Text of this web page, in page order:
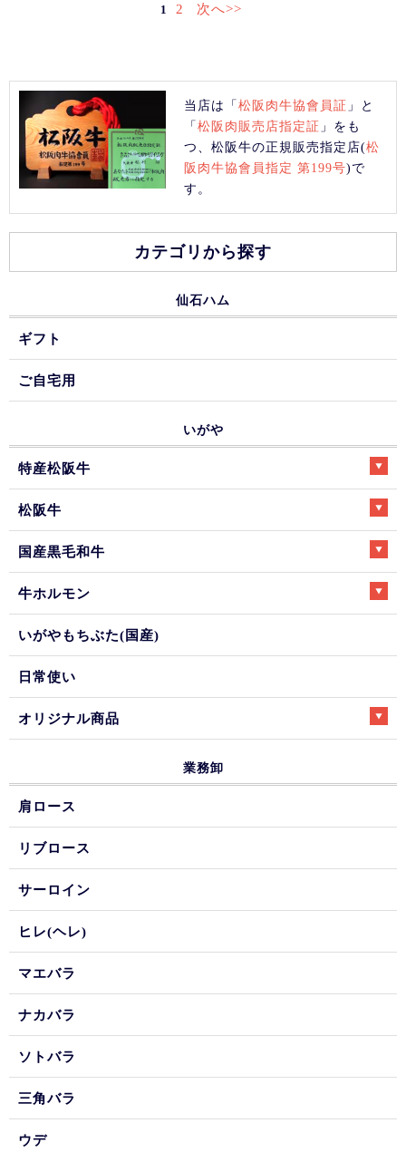
1 2 次へ>>
当店は「松阪肉牛協會員証 」と
「松阪肉販売店指定証 」をも
つ、松阪牛の正規販売指定店(松
阪肉牛協會員指定 第199号)で
す。
カテゴリから探す
仙石ハム
ギフト
ご自宅用
いがや
特産松阪牛
松阪牛
国産黒毛和牛
牛ホルモン
いがやもちぶた(国産)
日常使い
オリジナル商品
業務卸
肩ロース
リブロース
サーロイン
ヒレ(ヘレ)
マエバラ
ナカバラ
ソトバラ
三角バラ
ウデ